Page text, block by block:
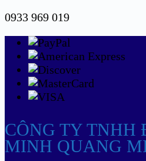
0933 969 019
CÔNG TY TNHH
MINH QUANG